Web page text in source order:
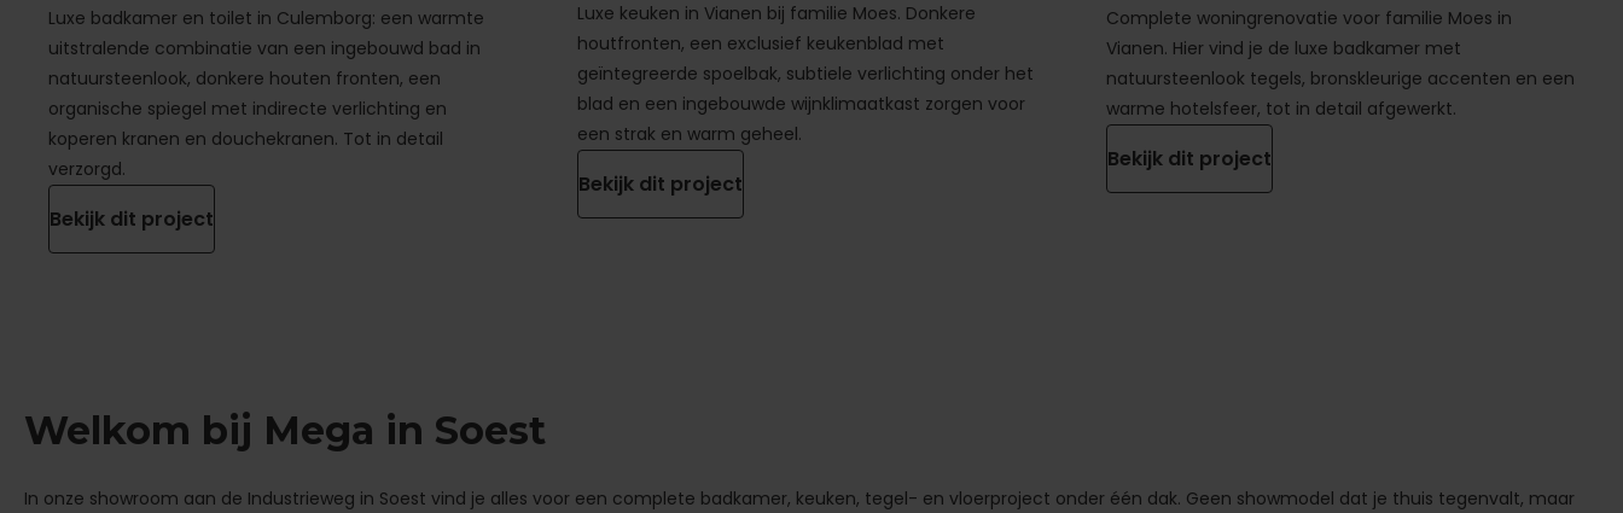
Luxe badkamer en toilet in Culemborg: een warmte
uitstralende combinatie van een ingebouwd bad in
natuursteenlook, donkere houten fronten, een
organische spiegel met indirecte verlichting en
koperen kranen en douchekranen. Tot in detail
verzorgd.
Bekijk dit project
Luxe keuken in Vianen bij familie Moes. Donkere
houtfronten, een exclusief keukenblad met
geïntegreerde spoelbak, subtiele verlichting onder het
blad en een ingebouwde wijnklimaatkast zorgen voor
een strak en warm geheel.
Bekijk dit project
Complete woningrenovatie voor familie Moes in
Vianen. Hier vind je de luxe badkamer met
natuursteenlook tegels, bronskleurige accenten en een
warme hotelsfeer, tot in detail afgewerkt.
Bekijk dit project
Welkom bij Mega in Soest
In onze showroom aan de Industrieweg in Soest vind je alles voor een complete badkamer, keuken, tegel- en vloerproject onder één dak. Geen showmodel dat je thuis tegenvalt, maar